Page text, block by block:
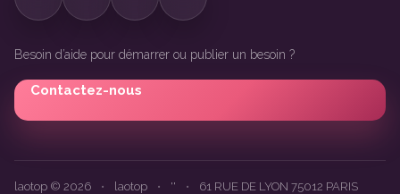
Besoin d’aide pour démarrer ou publier un besoin ?
Contactez-nous
laotop © 2026 • laotop • '' • 61 RUE DE LYON 75012 PARIS